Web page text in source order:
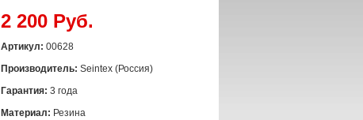
2 200 Руб.
Артикул: 00628
Производитель: Seintex (Россия)
Гарантия: 3 года
Материал: Резина